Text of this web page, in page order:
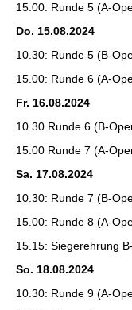
15.00: Runde 5 (A-
Do. 15.08.2024
10.30: Runde 5 (B-
15.00: Runde 6 (A-
Fr. 16.08.2024
10.30 Runde 6 (B-
15.00 Runde 7 (A-
Sa. 17.08.2024
10.30: Runde 7 (B-
15.00: Runde 8 (A-
15.15: Siegerehrung
So. 18.08.2024
10.30: Runde 9 (A-